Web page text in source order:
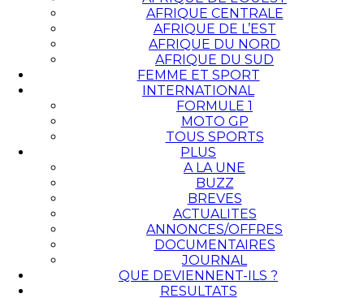
AFRIQUE CENTRALE
AFRIQUE DE L’EST
AFRIQUE DU NORD
AFRIQUE DU SUD
FEMME ET SPORT
INTERNATIONAL
FORMULE 1
MOTO GP
TOUS SPORTS
PLUS
A LA UNE
BUZZ
BREVES
ACTUALITES
ANNONCES/OFFRES
DOCUMENTAIRES
JOURNAL
QUE DEVIENNENT-ILS ?
RESULTATS